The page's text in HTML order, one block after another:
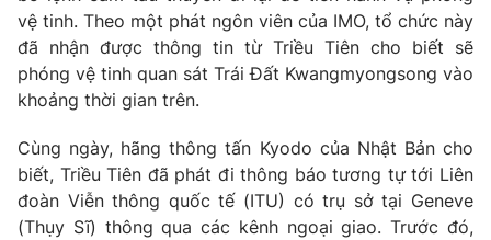
vệ tinh. Theo một phát ngôn viên của IMO, tổ chức này
đã nhận được thông tin từ Triều Tiên cho biết sẽ
phóng vệ tinh quan sát Trái Đất Kwangmyongsong vào
khoảng thời gian trên.
Cùng ngày, hãng thông tấn Kyodo của Nhật Bản cho
biết, Triều Tiên đã phát đi thông báo tương tự tới Liên
đoàn Viễn thông quốc tế (ITU) có trụ sở tại Geneve
(Thụy Sĩ) thông qua các kênh ngoại giao. Trước đó,